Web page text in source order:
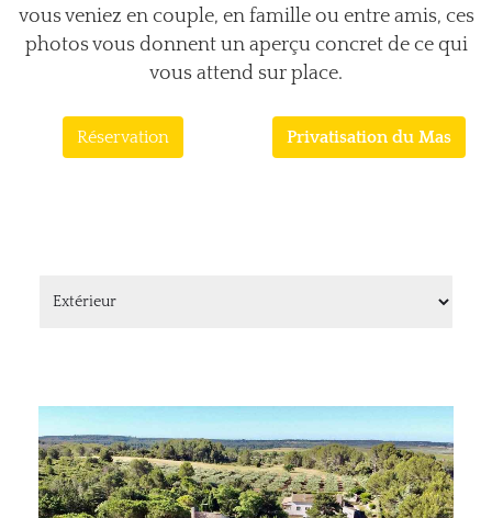
vous veniez en couple, en famille ou entre amis, ces
photos vous donnent un aperçu concret de ce qui
vous attend sur place.
Réservation Privatisation du Mas